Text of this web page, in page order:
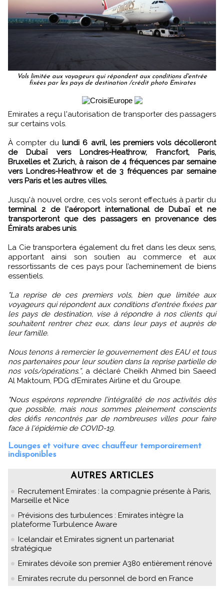
Vols limitée aux voyageurs qui répondent aux conditions d'entrée
fixées par les pays de destination /crédit photo Emirates
Emirates a reçu l'autorisation de transporter des passagers
sur certains vols.
À compter du lundi 6 avril, les premiers vols décolleront
de Dubaï vers Londres-Heathrow, Francfort, Paris,
Bruxelles et Zurich, à raison de 4 fréquences par semaine
vers Londres-Heathrow et de 3 fréquences par semaine
vers Paris et les autres villes.
Jusqu'à nouvel ordre, ces vols seront effectués à partir du
terminal 2 de l'aéroport international de Dubaï et ne
transporteront que des passagers en provenance des
Émirats arabes unis.
La Cie transportera également du fret dans les deux sens,
apportant ainsi son soutien au commerce et aux
ressortissants de ces pays pour l’acheminement de biens
essentiels.
"La reprise de ces premiers vols, bien que limitée aux
voyageurs qui répondent aux conditions d'entrée fixées par
les pays de destination, vise à répondre à nos clients qui
souhaitent rentrer chez eux, dans leur pays et auprès de
leur famille.
Nous tenons à remercier le gouvernement des EAU et tous
nos partenaires pour leur soutien dans la reprise partielle de
nos vols/opérations.”, a déclaré Cheikh Ahmed bin Saeed
Al Maktoum, PDG d’Emirates Airline et du Groupe.
"Nous espérons reprendre l’intégralité de nos activités dès
que possible, mais nous sommes pleinement conscients
des défis rencontrés par de nombreuses villes pour faire
face à l'épidémie de COVID-19.
Lounges et voiture avec chauffeur temporairement
indisponibles
AUTRES ARTICLES
Recrutement Emirates : la compagnie présente à Paris,
Marseille et Nice
Prévisions des turbulences : Emirates intègre la
plateforme Turbulence Aware
Icelandair et Emirates signent un partenariat
stratégique
Emirates dévoile son premier A380 entièrement rénové
Emirates recrute du personnel de bord en France